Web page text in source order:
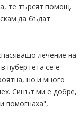
те търсят помощ.
да бъдат
лечение на
пубертета се е
но и много
Синът ми е добре,
помогнаха",